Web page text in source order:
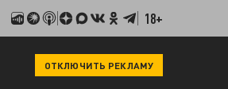
18+
ОТКЛЮЧИТЬ РЕКЛАМУ